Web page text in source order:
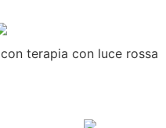
terapia con luce rossa